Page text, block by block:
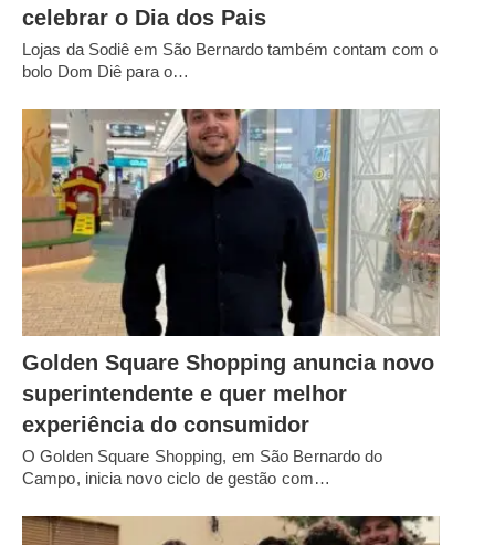
celebrar o Dia dos Pais
Lojas da Sodiê em São Bernardo também contam com o
bolo Dom Diê para o…
Golden Square Shopping anuncia novo
superintendente e quer melhor
experiência do consumidor
O Golden Square Shopping, em São Bernardo do
Campo, inicia novo ciclo de gestão com…